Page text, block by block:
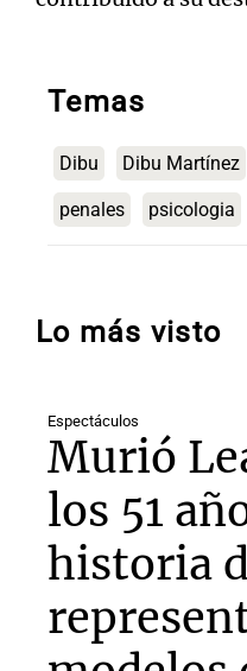
Temas
Dibu Dibu Martínez
penales psicologia
Lo más visto
Espectáculos
Murió
los 51
historia